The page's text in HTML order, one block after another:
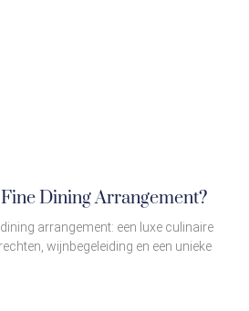
Dining Arrangement?
arrangement: een luxe culinaire
wijnbegeleiding en een unieke